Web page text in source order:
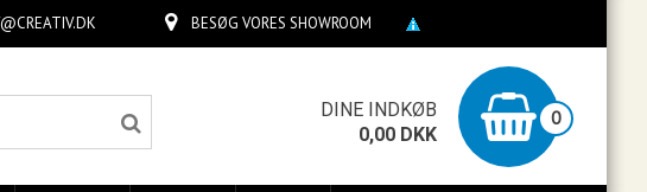
BESØG VORES SHOWROOM
DINE INDKØB 0
0,00 DKK